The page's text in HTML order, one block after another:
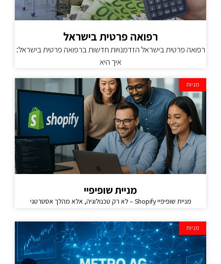
רפואה פרטית בישראל
רפואה פרטית בישראל הזדמנויות חדשות ברפואה פרטית בישראל:
איך היא
מניות
מניית שופיפיי
מניית שופיפיי Shopify – לא רק טכנולוגיה, אלא מהלך אסטרטגי
מניות